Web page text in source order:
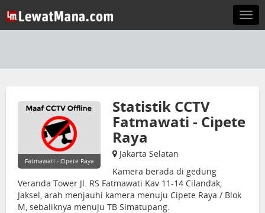
Fatmawati - Cipete Raya
Statistik CCTV
Fatmawati - Cipete
Raya
Jakarta Selatan
Kamera berada di gedung
Veranda Tower Jl. RS Fatmawati Kav 11-14 Cilandak,
Jaksel, arah menjauhi kamera menuju Cipete Raya / Blok
M, sebaliknya menuju TB Simatupang.